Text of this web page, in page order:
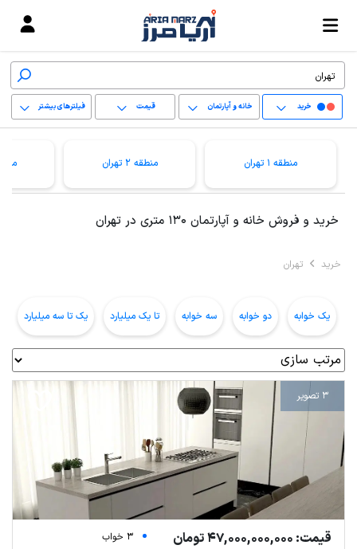
خرید خانه و آپارتمان قیمت فیلترهای بیشتر
منطقه 1 تهران منطقه 2 تهران منطقه
خرید و فروش خانه و آپارتمان 130 متری در تهران
خرید تهران
یک خوابه دو خوابه سه خوابه تا یک میلیارد یک تا سه میلیارد
3 تصویر
قیمت: 47,000,000,000 تومان
3 خواب